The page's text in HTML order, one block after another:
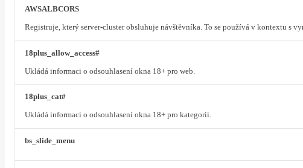
AWSALBCORS
Registruje, který server-cluster obsluhuje návštěvníka. To se používá v kontextu s
18plus_allow_access#
Ukládá informaci o odsouhlasení okna 18+ pro web.
18plus_cat#
Ukládá informaci o odsouhlasení okna 18+ pro kategorii.
bs_slide_menu